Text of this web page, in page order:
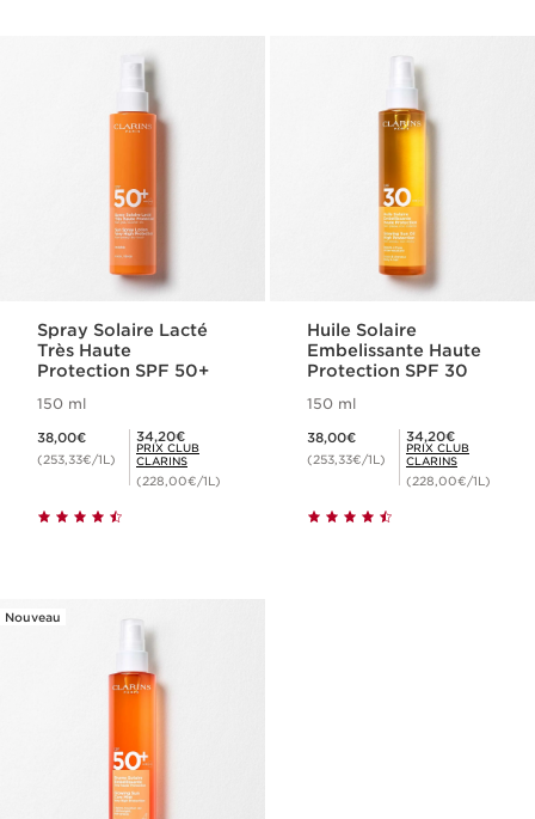
Spray Solaire Lacté
Très Haute
Protection SPF 50+
150 ml
38,00€
(253,33€/1L)
Prix Club Clarins 34,20€
34,20€
PRIX CLUB
CLARINS
(228,00€/1L)
Huile Solaire
Embelissante Haute
Protection SPF 30
150 ml
38,00€
(253,33€/1L)
Prix Club Clarins 34,20€
34,20€
PRIX CLUB
CLARINS
(228,00€/1L)
Nouveau